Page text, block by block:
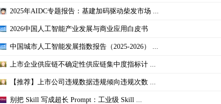
2025年AIDC专题报告：基建加码驱动柴发市场 ...
2026中国人工智能产业发展与商业应用白皮书
中国城市人工智能发展指数报告（2025-2026） ...
上市企业供应链不确定性供应链集中度指标计 ...
【推荐】上市公司违规数据违规倾向违规次数 ...
别把 Skill 写成超长 Prompt：工业级 Skill ...